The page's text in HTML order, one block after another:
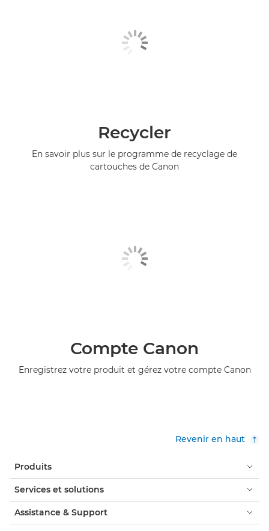
Recycler
En savoir plus sur le programme de recyclage de
cartouches de Canon
Compte Canon
Enregistrez votre produit et gérez votre compte Canon
Revenir en haut
Produits
Services et solutions
Assistance & Support